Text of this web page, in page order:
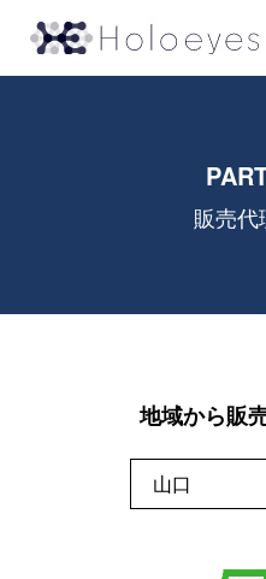
販売代
地域から販
山口